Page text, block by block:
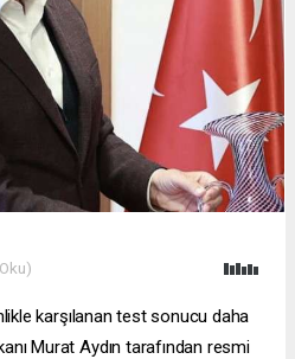
karşılanan test sonucu daha
Murat Aydın tarafından resmi